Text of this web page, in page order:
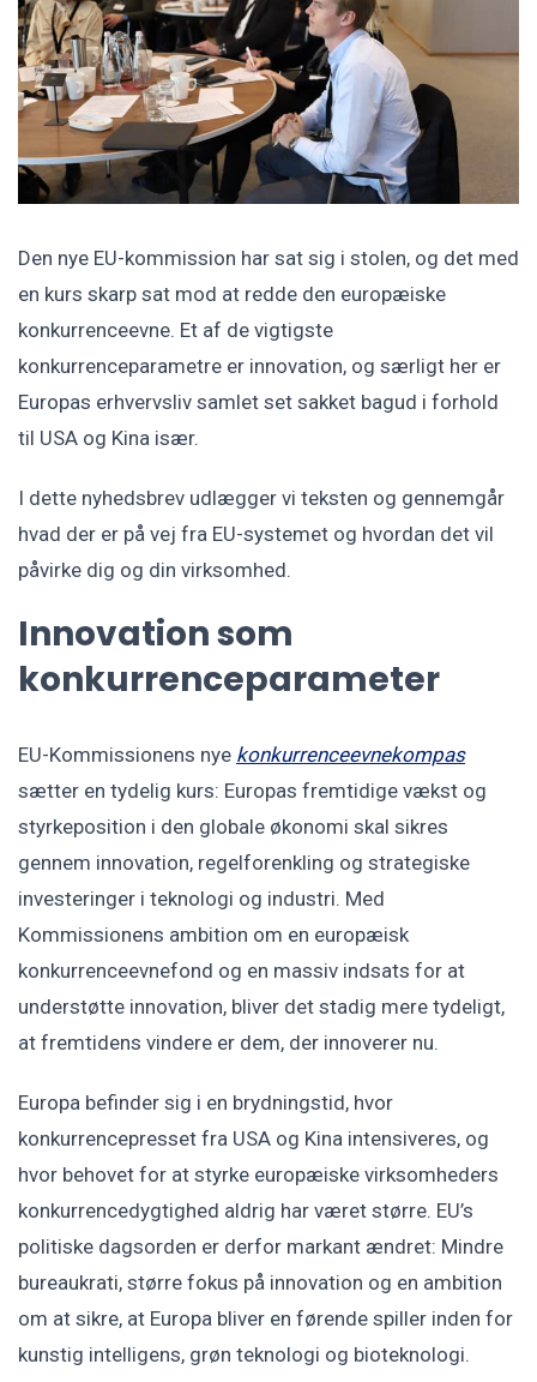
Den nye EU-kommission har sat sig i stolen, og det med
en kurs skarp sat mod at redde den europæiske
konkurrenceevne. Et af de vigtigste
konkurrenceparametre er innovation, og særligt her er
Europas erhvervsliv samlet set sakket bagud i forhold
til USA og Kina især.
I dette nyhedsbrev udlægger vi teksten og gennemgår
hvad der er på vej fra EU-systemet og hvordan det vil
påvirke dig og din virksomhed.
Innovation som
konkurrenceparameter
EU-Kommissionens nye konkurrenceevnekompas
sætter en tydelig kurs: Europas fremtidige vækst og
styrkeposition i den globale økonomi skal sikres
gennem innovation, regelforenkling og strategiske
investeringer i teknologi og industri. Med
Kommissionens ambition om en europæisk
konkurrenceevnefond og en massiv indsats for at
understøtte innovation, bliver det stadig mere tydeligt,
at fremtidens vindere er dem, der innoverer nu.
Europa befinder sig i en brydningstid, hvor
konkurrencepresset fra USA og Kina intensiveres, og
hvor behovet for at styrke europæiske virksomheders
konkurrencedygtighed aldrig har været større. EU’s
politiske dagsorden er derfor markant ændret: Mindre
bureaukrati, større fokus på innovation og en ambition
om at sikre, at Europa bliver en førende spiller inden for
kunstig intelligens, grøn teknologi og bioteknologi.